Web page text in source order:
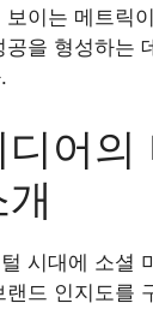
보이는 메트릭
공을 형성하는
디어의
시대에 소셜
랜드 인지도를